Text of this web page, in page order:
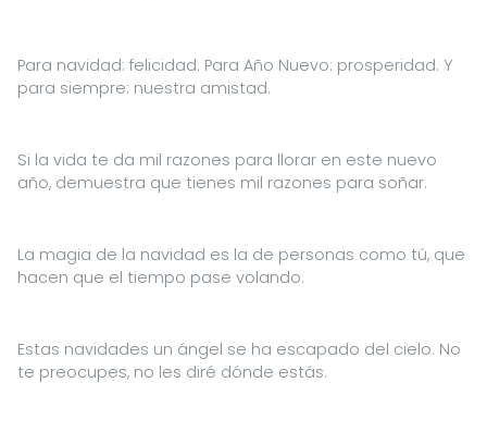
Para navidad: felicidad. Para Año Nuevo: prosperidad. Y
para siempre: nuestra amistad.
Si la vida te da mil razones para llorar en este nuevo
año, demuestra que tienes mil razones para soñar.
La magia de la navidad es la de personas como tú, que
hacen que el tiempo pase volando.
Estas navidades un ángel se ha escapado del cielo. No
te preocupes, no les diré dónde estás.